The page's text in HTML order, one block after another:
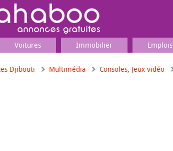
Voitures Immobilier Emplois
Djibouti Multimédia Consoles, Jeux vidéo